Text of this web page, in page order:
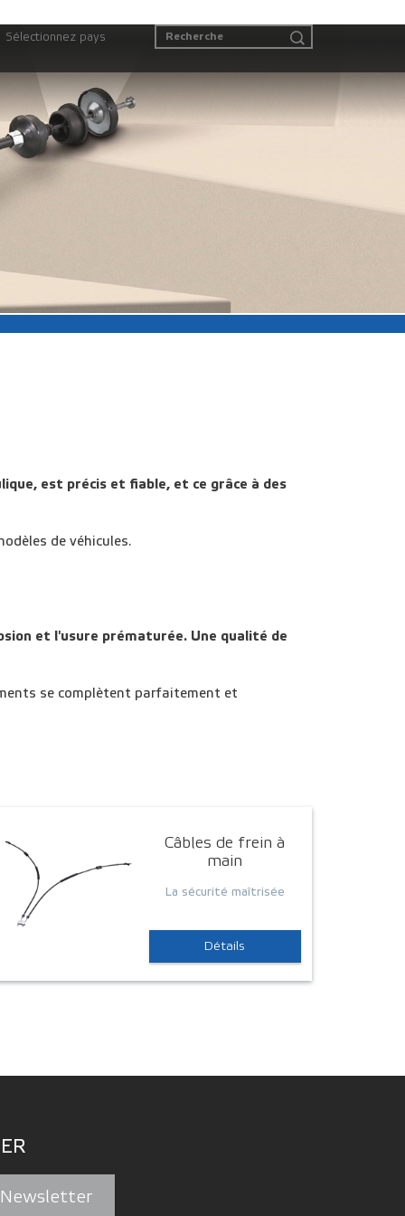
Sélectionnez pays
est précis et fiable, et ce grâce à des
de véhicules.
et l'usure prématurée. Une qualité de
se complètent parfaitement et
Câbles de frein à
main
La sécurité maîtrisée
Détails